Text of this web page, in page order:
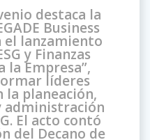
destaca la
Business
el lanzamiento
y Finanzas
la Empresa”,
líderes
la planeación,
administración
El acto contó
del Decano de